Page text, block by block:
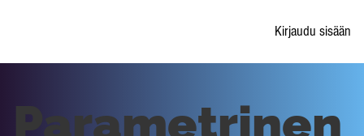
Kirjaudu sisään
Parametrinen